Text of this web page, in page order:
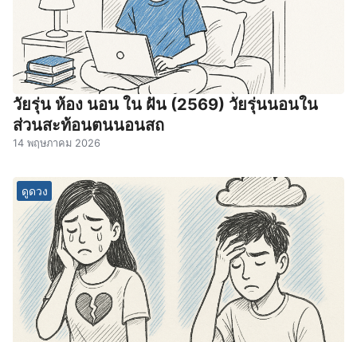
วัยรุ่น ห้อง นอน ใน ฝัน (2569) วัยรุ่นนอนใน
ส่วนสะท้อนตนนอนสถ
14 พฤษภาคม 2026
ดูดวง